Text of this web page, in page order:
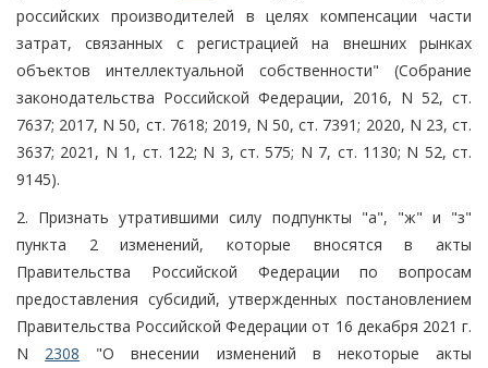
российских производителей в целях компенсации части
затрат, связанных с регистрацией на внешних рынках
объектов интеллектуальной собственности" (Собрание
законодательства Российской Федерации, 2016, N 52, ст.
7637; 2017, N 50, ст. 7618; 2019, N 50, ст. 7391; 2020, N 23, ст.
3637; 2021, N 1, ст. 122; N 3, ст. 575; N 7, ст. 1130; N 52, ст.
9145).
2. Признать утратившими силу подпункты "а", "ж" и "з"
пункта 2 изменений, которые вносятся в акты
Правительства Российской Федерации по вопросам
предоставления субсидий, утвержденных постановлением
Правительства Российской Федерации от 16 декабря 2021 г.
N 2308 "О внесении изменений в некоторые акты